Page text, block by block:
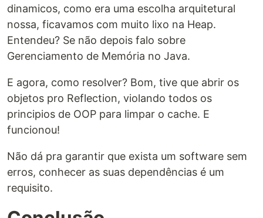
dinamicos, como era uma escolha arquitetural
nossa, ficavamos com muito lixo na Heap.
Entendeu? Se não depois falo sobre
Gerenciamento de Memória no Java.
E agora, como resolver? Bom, tive que abrir os
objetos pro Reflection, violando todos os
principios de OOP para limpar o cache. E
funcionou!
Não dá pra garantir que exista um software sem
erros, conhecer as suas dependências é um
requisito.